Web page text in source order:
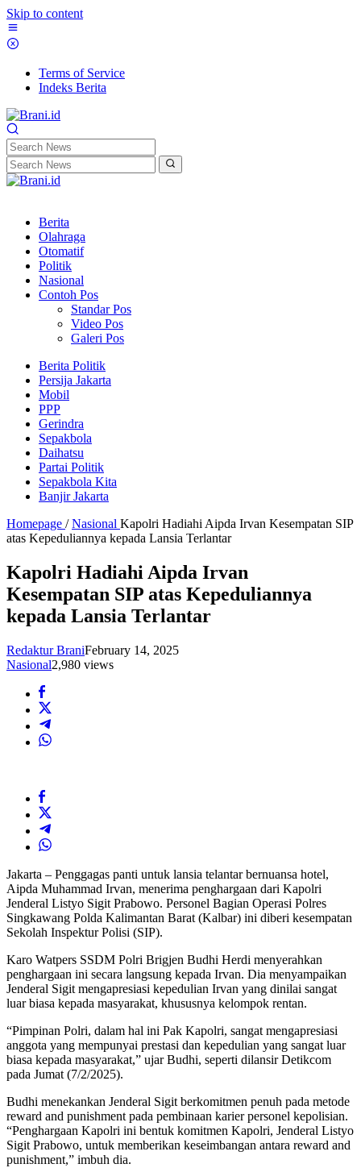
Skip to content
Terms of Service
Indeks Berita
Berita
Olahraga
Otomatif
Politik
Nasional
Contoh Pos
Standar Pos
Video Pos
Galeri Pos
Berita Politik
Persija Jakarta
Mobil
PPP
Gerindra
Sepakbola
Daihatsu
Partai Politik
Sepakbola Kita
Banjir Jakarta
Homepage / Nasional Kapolri Hadiahi Aipda Irvan Kesempatan SIP
atas Kepeduliannya kepada Lansia Terlantar
Kapolri Hadiahi Aipda Irvan
Kesempatan SIP atas Kepeduliannya
kepada Lansia Terlantar
Redaktur BraniFebruary 14, 2025
Nasional2,980 views
Jakarta – Penggagas panti untuk lansia telantar bernuansa hotel,
Aipda Muhammad Irvan, menerima penghargaan dari Kapolri
Jenderal Listyo Sigit Prabowo. Personel Bagian Operasi Polres
Singkawang Polda Kalimantan Barat (Kalbar) ini diberi kesempatan
Sekolah Inspektur Polisi (SIP).
Karo Watpers SSDM Polri Brigjen Budhi Herdi menyerahkan
penghargaan ini secara langsung kepada Irvan. Dia menyampaikan
Jenderal Sigit mengapresiasi kepedulian Irvan yang dinilai sangat
luar biasa kepada masyarakat, khususnya kelompok rentan.
“Pimpinan Polri, dalam hal ini Pak Kapolri, sangat mengapresiasi
anggota yang mempunyai prestasi dan kepedulian yang sangat luar
biasa kepada masyarakat,” ujar Budhi, seperti dilansir Detikcom
pada Jumat (7/2/2025).
Budhi menekankan Jenderal Sigit berkomitmen penuh pada metode
reward and punishment pada pembinaan karier personel kepolisian.
“⁠Penghargaan Kapolri ini bentuk komitmen Kapolri, Jenderal Listyo
Sigit Prabowo, untuk memberikan keseimbangan antara reward and
punishment,” imbuh dia.